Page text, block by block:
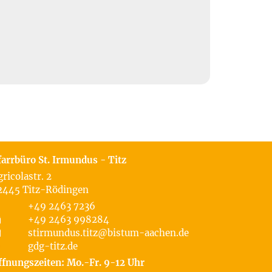
St. Irmundus - Titz
2
Titz-Rödingen
+49 2463 7236
+49 2463 998284
stirmundus.titz@bistum-aachen.de
gdg-titz.de
Mo.-Fr. 9-12 Uhr